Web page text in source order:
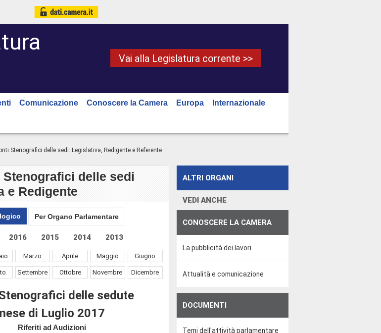
Vai alla Legislatura corrente >>
Comunicazione Conoscere la Camera Europa Internazionale
Stenografici delle sedi: Legislativa, Redigente e Referente
Stenografici delle sedi
e Redigente
Per Organo Parlamentare
Marzo Aprile Maggio Giugno
Settembre Ottobre Novembre Dicembre
2016 2015 2014 2013
delle sedute
di Luglio 2017
Riferiti ad Audizioni
ALTRI ORGANI
VEDI ANCHE
CONOSCERE LA CAMERA
La pubblicità dei lavori
Attualità e comunicazione
DOCUMENTI
Temi dell'attività parlamentare